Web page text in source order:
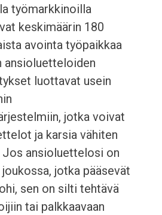
työmarkkinoilla
keskimäärin 180
avointa työpaikkaa
ansioluetteloiden
luottavat usein
jotka voivat
ja karsia vähiten
Jos ansioluettelosi on
jotka pääsevät
sen on silti tehtävä
tai palkkaavaan